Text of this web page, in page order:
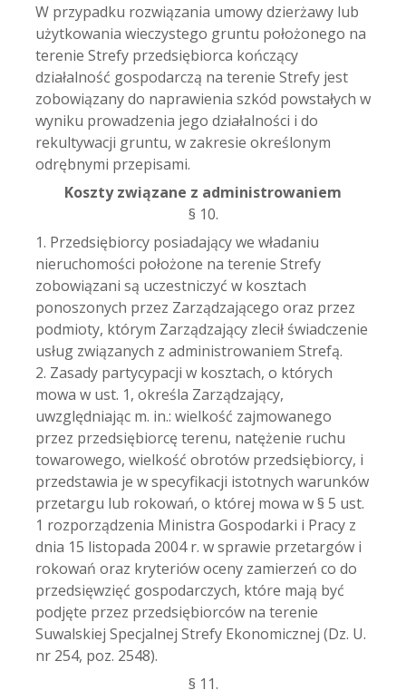
W przypadku rozwiązania umowy dzierżawy lub
użytkowania wieczystego gruntu położonego na
terenie Strefy przedsiębiorca kończący
działalność gospodarczą na terenie Strefy jest
zobowiązany do naprawienia szkód powstałych w
wyniku prowadzenia jego działalności i do
rekultywacji gruntu, w zakresie określonym
odrębnymi przepisami.
Koszty związane z administrowaniem
§ 10.
1. Przedsiębiorcy posiadający we władaniu
nieruchomości położone na terenie Strefy
zobowiązani są uczestniczyć w kosztach
ponoszonych przez Zarządzającego oraz przez
podmioty, którym Zarządzający zlecił świadczenie
usług związanych z administrowaniem Strefą.
2. Zasady partycypacji w kosztach, o których
mowa w ust. 1, określa Zarządzający,
uwzględniając m. in.: wielkość zajmowanego
przez przedsiębiorcę terenu, natężenie ruchu
towarowego, wielkość obrotów przedsiębiorcy, i
przedstawia je w specyfikacji istotnych warunków
przetargu lub rokowań, o której mowa w § 5 ust.
1 rozporządzenia Ministra Gospodarki i Pracy z
dnia 15 listopada 2004 r. w sprawie przetargów i
rokowań oraz kryteriów oceny zamierzeń co do
przedsięwzięć gospodarczych, które mają być
podjęte przez przedsiębiorców na terenie
Suwalskiej Specjalnej Strefy Ekonomicznej (Dz. U.
nr 254, poz. 2548).
§ 11.